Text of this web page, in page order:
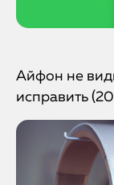
Айфон не
исправить